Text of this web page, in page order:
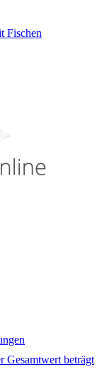
Fischen
Gesamtwert beträgt